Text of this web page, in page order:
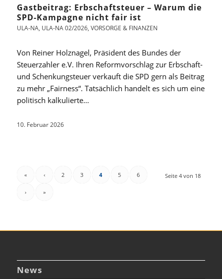
Gastbeitrag: Erbschaftsteuer – Warum die
SPD-Kampagne nicht fair ist
ULA-NA, ULA-NA 02/2026, VORSORGE & FINANZEN
Von Reiner Holznagel, Präsident des Bundes der
Steuerzahler e.V. Ihren Reformvorschlag zur Erbschaft-
und Schenkungsteuer verkauft die SPD gern als Beitrag
zu mehr „Fairness“. Tatsächlich handelt es sich um eine
politisch kalkulierte…
10. Februar 2026
Seite 4 von 18
« ‹ 2 3 4 5 6
› »
News